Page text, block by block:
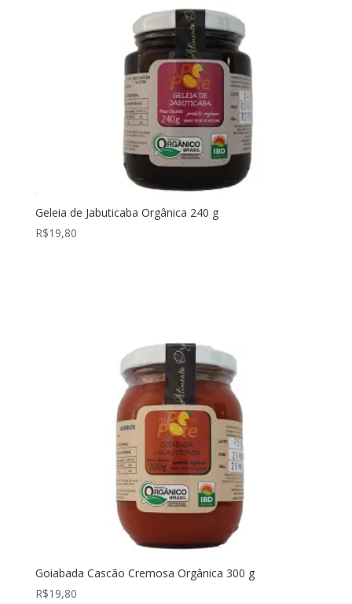
Geleia de Jabuticaba Orgânica 240 g
R$19,80
Goiabada Cascão Cremosa Orgânica 300 g
R$19,80